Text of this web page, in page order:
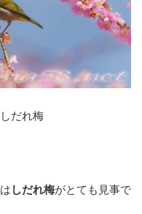
だれ梅
しだれ梅がとても見事で